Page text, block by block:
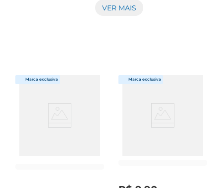
do milho, proporcionando uma experiência única
parte externa, a broa demilho é preparada com
uma receita que respeita a tradição, garantindo
principal, é rico em nutrientes e traz um toque
VER MAIS